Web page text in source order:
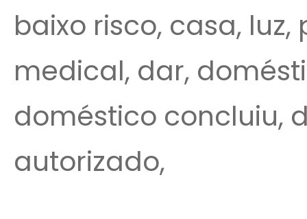
baixo risco, casa,
medical, dar,
doméstico concluiu,
autorizado,